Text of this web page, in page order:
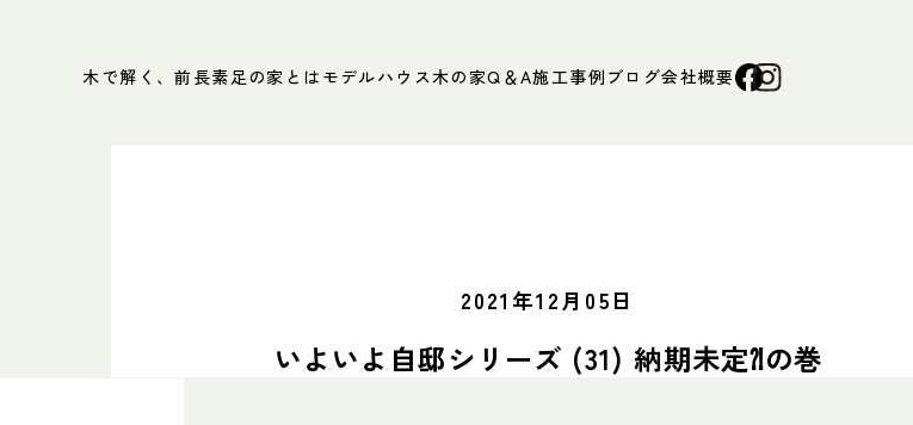
木で解く、前長素足の家とは モデルハウス木の家Q＆A施工事例 ブログ会社概要
2021年12月05日
いよいよ自邸シリーズ (31) 納期未定⁈の巻